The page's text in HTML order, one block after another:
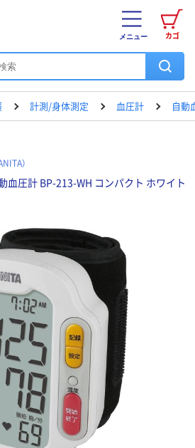
カゴ
メニュー
計測/身体測定 血圧計 自動
）
血圧計 BP-213-WH コンパクト ホワイト